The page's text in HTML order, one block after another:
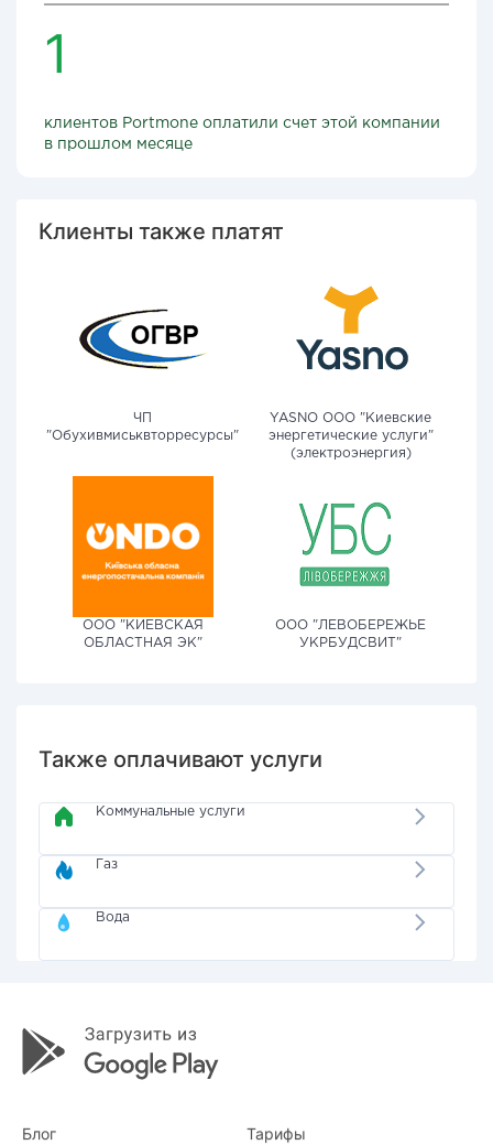
1
клиентов Portmone оплатили счет этой компании
в прошлом месяце
Клиенты также платят
ЧП
"Обухивмиськвторресурсы"
YASNO OOO "Киевские
энергетические услуги"
(электроэнергия)
ООО "КИЕВСКАЯ
ОБЛАСТНАЯ ЭК"
ООО "ЛЕВОБЕРЕЖЬЕ
УКРБУДСВИТ"
Также оплачивают услуги
Коммунальные услуги
Газ
Вода
Блог Тарифы